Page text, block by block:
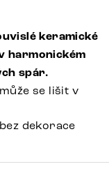
keramické
harmonickém
spár.
se lišit v
dekorace